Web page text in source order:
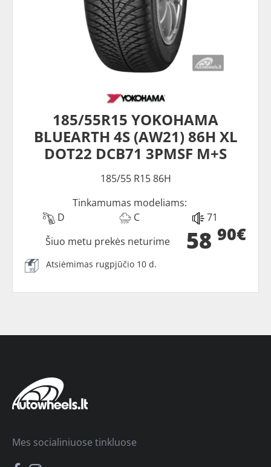
185/55R15 YOKOHAMA
BLUEARTH 4S (AW21) 86H XL
DOT22 DCB71 3PMSF M+S
185/55 R15 86H
Tinkamumas modeliams:
D
C 71
58 90€
Šiuo metu prekės neturime
Atsiėmimas rugpjūčio 10 d.
Mes socialiniuose tinkluose